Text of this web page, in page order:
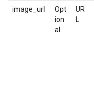
image_url
Opt
ion
al
UR
L